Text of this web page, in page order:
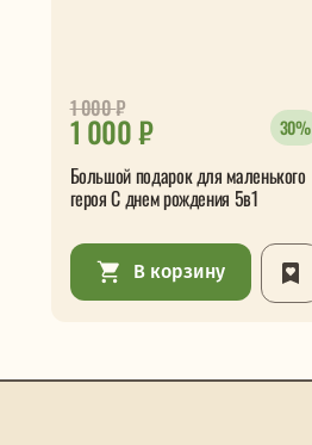
1 000 ₽
1 000₽
30%
Большой подарок для маленького
героя С днем рождения 5в1
В корзину